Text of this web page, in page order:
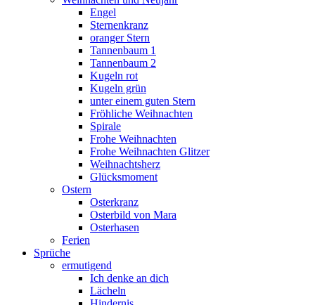
Engel
Sternenkranz
oranger Stern
Tannenbaum 1
Tannenbaum 2
Kugeln rot
Kugeln grün
unter einem guten Stern
Fröhliche Weihnachten
Spirale
Frohe Weihnachten
Frohe Weihnachten Glitzer
Weihnachtsherz
Glücksmoment
Ostern
Osterkranz
Osterbild von Mara
Osterhasen
Ferien
Sprüche
ermutigend
Ich denke an dich
Lächeln